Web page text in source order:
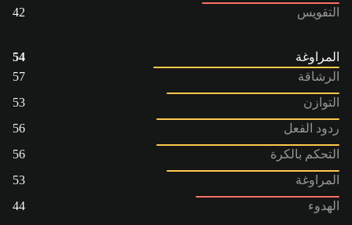
التقويس
42
المراوغة
54
الرشاقة
57
التوازن
53
ردود الفعل
56
التحكم بالكرة
56
المراوغة
53
الهدوء
44